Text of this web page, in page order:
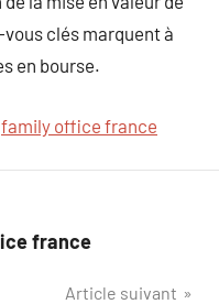
clés marquent à
en bourse.
family office france
france
Article suivant